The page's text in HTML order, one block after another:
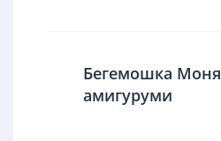
Бегемошка Моня
амигуруми